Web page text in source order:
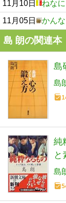
11月10日 ねなに
11月05日 かんな
島 朗の関連本
島
島
純
と
島